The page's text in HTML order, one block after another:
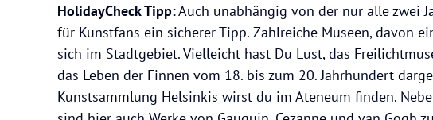
HolidayCheck Tipp:Auch unabhängig von der nur alle zwei
für Kunstfans ein sicherer Tipp. Zahlreiche Museen, davon
sich im Stadtgebiet. Vielleicht hast Du Lust, das
das Leben der Finnen vom 18. bis zum 20. Jahrhundert
Kunstsammlung Helsinkis wirst du im Ateneum finden.